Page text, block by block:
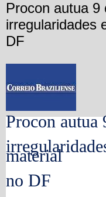
Procon autua 9
irregularidades
DF
Procon autua
material
no DF